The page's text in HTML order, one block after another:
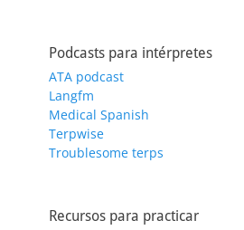
Podcasts para intérpretes
ATA podcast
Langfm
Medical Spanish
Terpwise
Troublesome terps
Recursos para practicar